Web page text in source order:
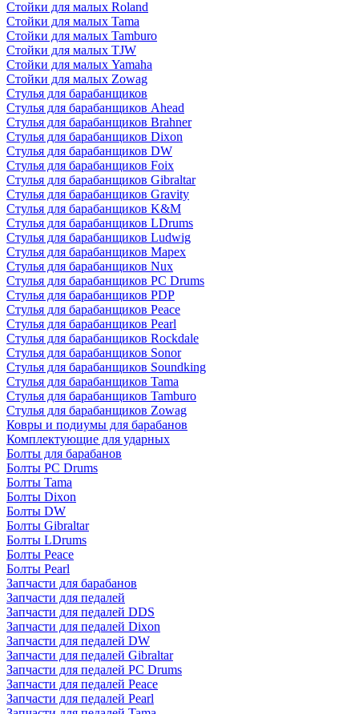
Стойки для малых Roland
Стойки для малых Tama
Стойки для малых Tamburo
Стойки для малых TJW
Стойки для малых Yamaha
Стойки для малых Zowag
Стулья для барабанщиков
Стулья для барабанщиков Ahead
Стулья для барабанщиков Brahner
Стулья для барабанщиков Dixon
Стулья для барабанщиков DW
Стулья для барабанщиков Foix
Стулья для барабанщиков Gibraltar
Стулья для барабанщиков Gravity
Стулья для барабанщиков K&M
Стулья для барабанщиков LDrums
Стулья для барабанщиков Ludwig
Стулья для барабанщиков Mapex
Стулья для барабанщиков Nux
Стулья для барабанщиков PC Drums
Стулья для барабанщиков PDP
Стулья для барабанщиков Peace
Стулья для барабанщиков Pearl
Стулья для барабанщиков Rockdale
Стулья для барабанщиков Sonor
Стулья для барабанщиков Soundking
Стулья для барабанщиков Tama
Стулья для барабанщиков Tamburo
Стулья для барабанщиков Zowag
Ковры и подиумы для барабанов
Комплектующие для ударных
Болты для барабанов
Болты PC Drums
Болты Tama
Болты Dixon
Болты DW
Болты Gibraltar
Болты LDrums
Болты Peace
Болты Pearl
Запчасти для барабанов
Запчасти для педалей
Запчасти для педалей DDS
Запчасти для педалей Dixon
Запчасти для педалей DW
Запчасти для педалей Gibraltar
Запчасти для педалей PC Drums
Запчасти для педалей Peace
Запчасти для педалей Pearl